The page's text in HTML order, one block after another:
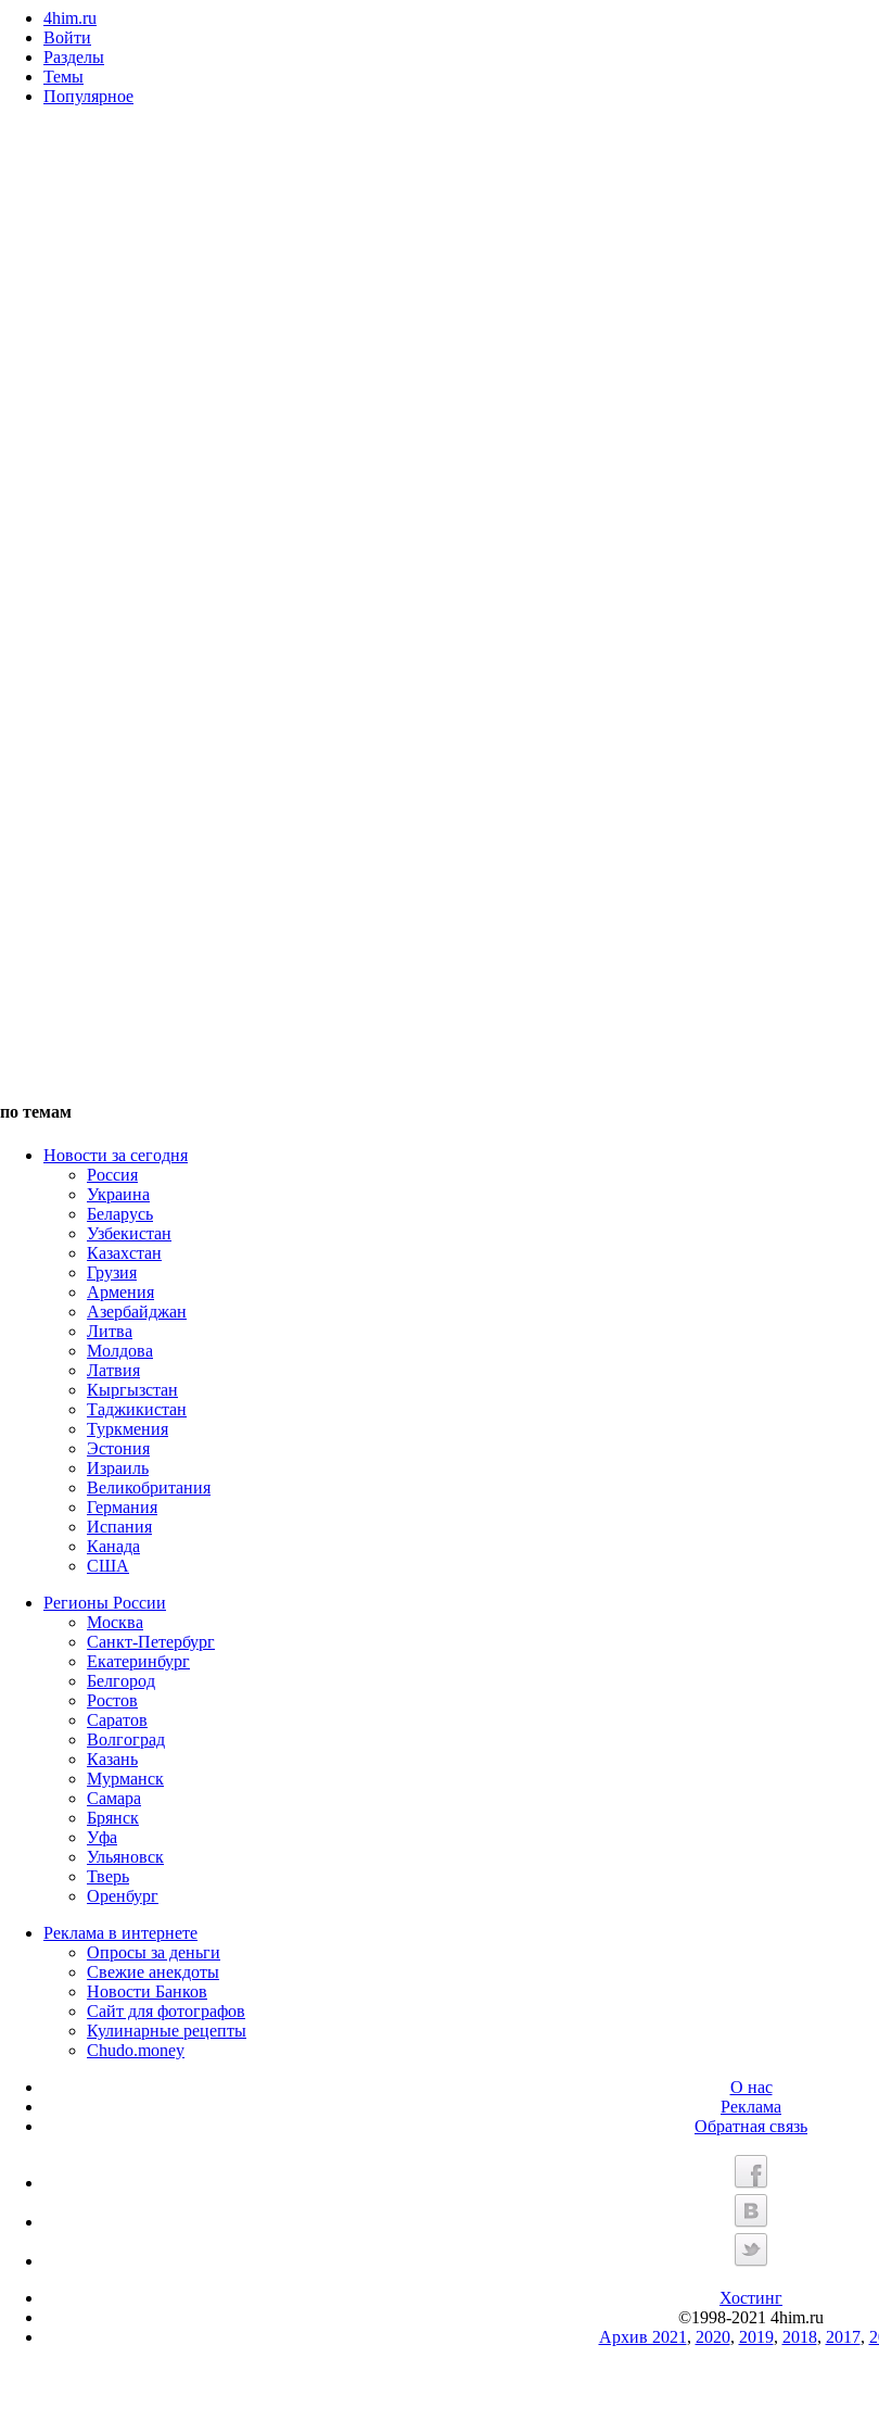
4him.ru
Войти
Разделы
Темы
Популярное
по темам
Новости за сегодня
Россия
Украина
Беларусь
Узбекистан
Казахстан
Грузия
Армения
Азербайджан
Литва
Молдова
Латвия
Кыргызстан
Таджикистан
Туркмения
Эстония
Израиль
Великобритания
Германия
Испания
Канада
США
Регионы России
Москва
Санкт-Петербург
Екатеринбург
Белгород
Ростов
Саратов
Волгоград
Казань
Мурманск
Самара
Брянск
Уфа
Ульяновск
Тверь
Оренбург
Реклама в интернете
Опросы за деньги
Свежие анекдоты
Новости Банков
Сайт для фотографов
Кулинарные рецепты
Chudo.money
О нас
Реклама
Обратная связь
Хостинг
©1998-2021 4him.ru
Архив 2021 , 2020, 2019, 2018, 2017,